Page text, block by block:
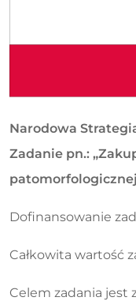
Narodowa
Zadanie pn.:
Dofinansowanie
Całkowita wartość
Celem zadania jest